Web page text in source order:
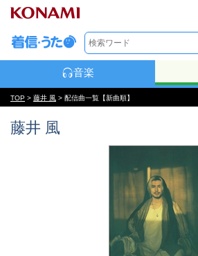
音楽
TOP > 藤井 風 > 配信曲一覧【新曲順】
藤井 風